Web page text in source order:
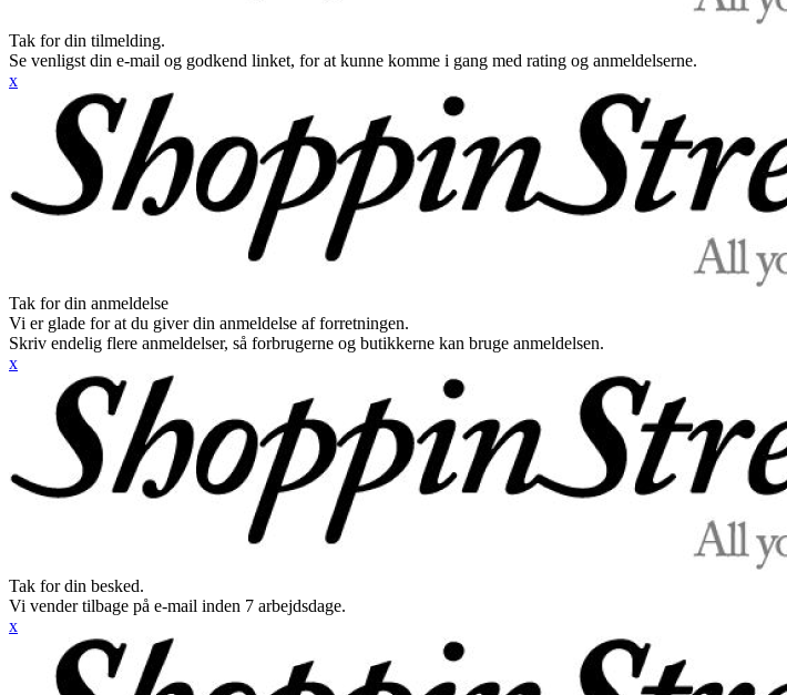
Tak for din tilmelding.
Se venligst din e-mail og godkend linket, for at kunne komme i gang med rating og anmeldelserne.
x
Tak for din anmeldelse
Vi er glade for at du giver din anmeldelse af forretningen.
Skriv endelig flere anmeldelser, så forbrugerne og butikkerne kan bruge anmeldelsen.
x
Tak for din besked.
Vi vender tilbage på e-mail inden 7 arbejdsdage.
x